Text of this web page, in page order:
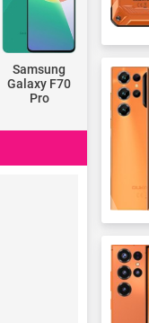
Samsung
Galaxy F70
Pro